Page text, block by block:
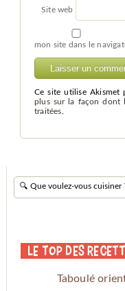
Site web
mon site dans le
Ce site utilise Akismet
plus sur la façon dont
traitées.
Le Top des
Taboulé